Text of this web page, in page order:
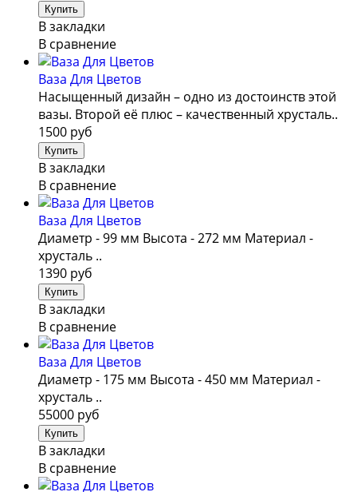
В закладки
В сравнение
Ваза Для Цветов
Насыщенный дизайн – одно из достоинств этой
вазы. Второй её плюс – качественный хрусталь..
1500 руб
В закладки
В сравнение
Ваза Для Цветов
Диаметр - 99 мм Высота - 272 мм Материал -
хрусталь ..
1390 руб
В закладки
В сравнение
Ваза Для Цветов
Диаметр - 175 мм Высота - 450 мм Материал -
хрусталь ..
55000 руб
В закладки
В сравнение